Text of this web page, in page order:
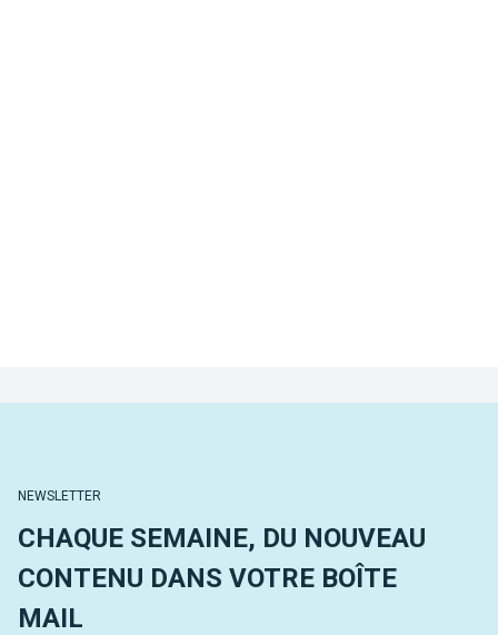
NEWSLETTER
CHAQUE SEMAINE, DU NOUVEAU
CONTENU DANS VOTRE BOÎTE
MAIL